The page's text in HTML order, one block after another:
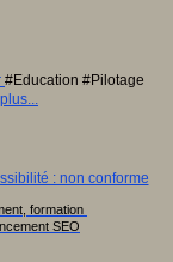
#Education #Pilotage
: non conforme
formation
SEO